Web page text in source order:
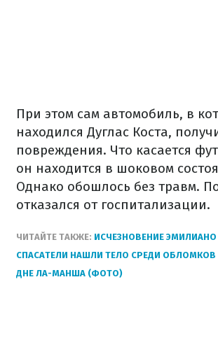
При этом сам автомобиль, в
находился Дуглас Коста,
повреждения. Что касается
он находится в шоковом
Однако обошлось без травм.
отказался от госпитализации.
ЧИТАЙТЕ ТАКЖЕ: ИСЧЕЗНОВЕНИЕ ЭМИЛИАНО
СПАСАТЕЛИ НАШЛИ ТЕЛО СРЕДИ ОБЛОМКОВ
ДНЕ ЛА-МАНША (ФОТО)